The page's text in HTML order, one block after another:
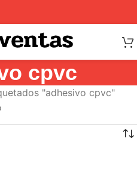
cpvc
"adhesivo cpvc"